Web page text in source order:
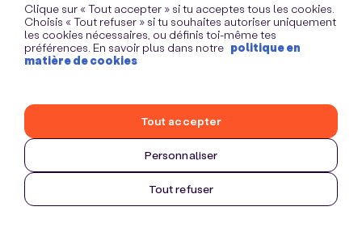
Clique sur « Tout accepter » si tu acceptes tous les cookies.
Choisis « Tout refuser » si tu souhaites autoriser uniquement
les cookies nécessaires, ou définis toi-même tes
préférences. En savoir plus dans notre politique en
matière de cookies
Personnaliser
Tout refuser
Tout accepter